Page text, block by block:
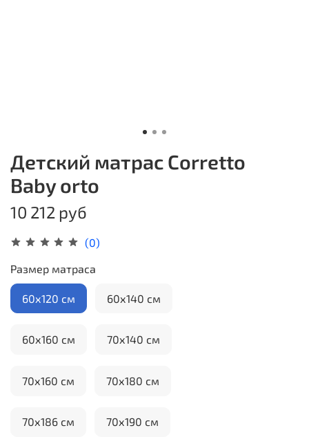
(0)
Детский матрас Corretto
Baby orto
10 212 руб
Размер матраса
60х120 см 60х140 см
60х160 см 70х140 см
70х160 см 70х180 см
70х186 см 70х190 см